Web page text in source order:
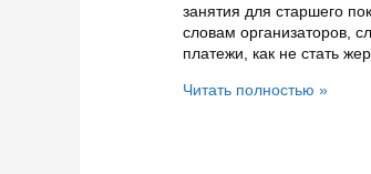
занятия для старшего
словам организаторов,
платежи, как не стать
Уроки
Читать полностью »